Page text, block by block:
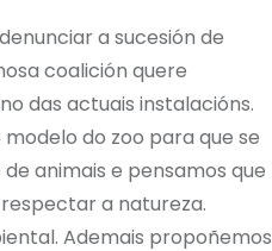
a sucesión de
coalición quere
das actuais instalacións.
do zoo para que se
animais e pensamos que
a natureza.
Ademais propoñemos